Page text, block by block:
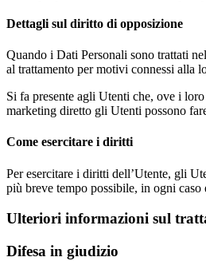
Dettagli sul diritto di opposizione
Quando i Dati Personali sono trattati
al trattamento per motivi connessi alla
Si fa presente agli Utenti che, ove i
marketing diretto gli Utenti possono
Come esercitare i diritti
Per esercitare i diritti dell’Utente, gli
più breve tempo possibile, in ogni caso
Ulteriori informazioni sul
Difesa in giudizio